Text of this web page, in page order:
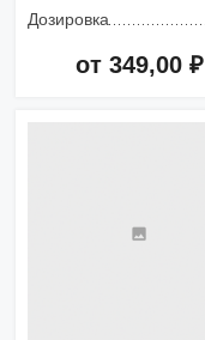
Дозировка
от 349,00 ₽